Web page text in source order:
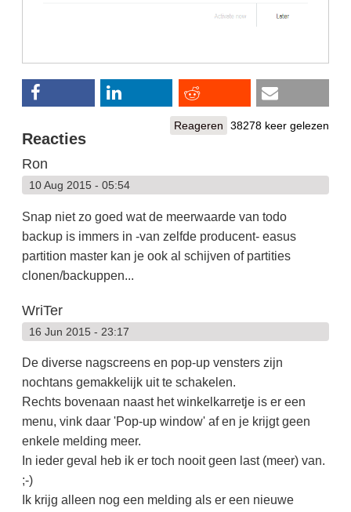
Reageren 38278 keer gelezen
Reacties
Ron
10 Aug 2015 - 05:54
Snap niet zo goed wat de meerwaarde van todo
backup is immers in -van zelfde producent- easus
partition master kan je ook al schijven of partities
clonen/backuppen...
WriTer
16 Jun 2015 - 23:17
De diverse nagscreens en pop-up vensters zijn
nochtans gemakkelijk uit te schakelen.
Rechts bovenaan naast het winkelkarretje is er een
menu, vink daar 'Pop-up window' af en je krijgt geen
enkele melding meer.
In ieder geval heb ik er toch nooit geen last (meer) van.
;-)
Ik krijg alleen nog een melding als er een nieuwe